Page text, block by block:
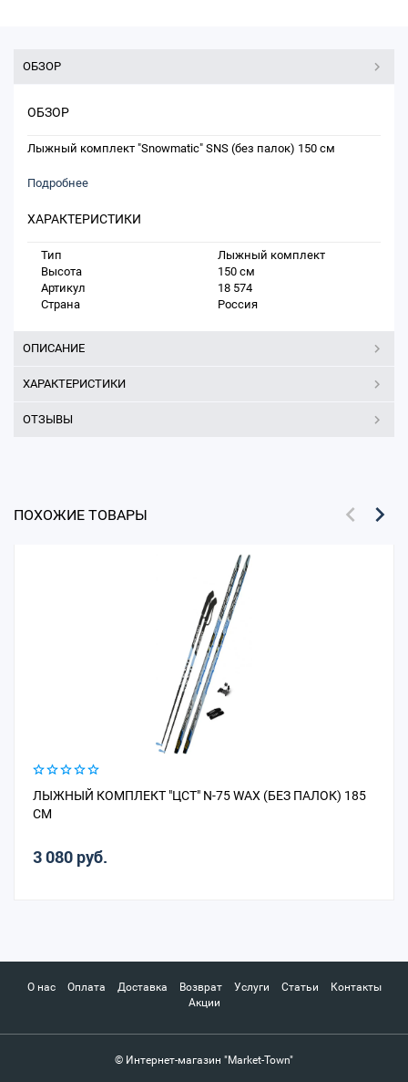
ОБЗОР
ОБЗОР
Лыжный комплект "Snowmatic" SNS (без палок) 150 см
Подробнее
ХАРАКТЕРИСТИКИ
Тип
Лыжный комплект
Высота
150 см
Артикул
18 574
Страна
Россия
ОПИСАНИЕ
ХАРАКТЕРИСТИКИ
ОТЗЫВЫ
ПОХОЖИЕ ТОВАРЫ
ЛЫЖНЫЙ КОМПЛЕКТ "ЦСТ" N-75 WAX (БЕЗ ПАЛОК) 185
СМ
3 080 руб.
О нас Оплата Доставка Возврат Услуги Статьи
Контакты
Акции
© Интернет-магазин "Market-Town"